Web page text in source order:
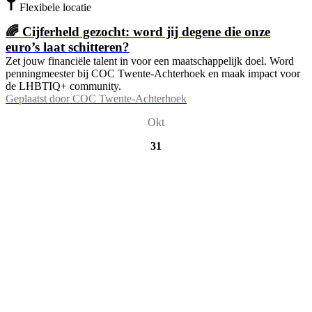
Flexibele locatie
🌈 Cijferheld gezocht: word jij degene die onze
euro’s laat schitteren?
Zet jouw financiële talent in voor een maatschappelijk doel. Word
penningmeester bij COC Twente-Achterhoek en maak impact voor
de LHBTIQ+ community.
Geplaatst door COC Twente-Achterhoek
Okt
31